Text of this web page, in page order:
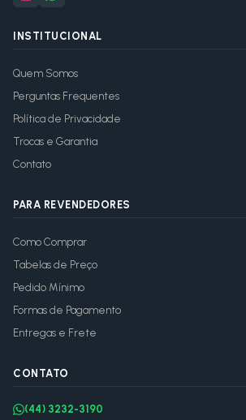
INSTITUCIONAL
Quem Somos
Perguntas Frequentes
Política de Privacidade
Trocas e Garantia
Contato
PARA REVENDEDORES
Como Comprar
Tabelas de Preço
Pedido Mínimo
Formas de Pagamento
Entregas e Frete
CONTATO
(44) 3232-3190